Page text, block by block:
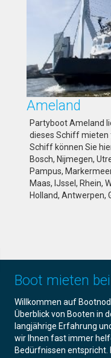
Ameland
Partyboot Ameland
dieses Schiff mieten
Schiff können Sie
Bosch, Nijmegen,
Pampus,
Maas, IJssel, Rhein,
Holland, Antwerpen,
Boot mieten
Willkommen auf
Überblick von Booten in
langjährige Erfahrung
wir Ihnen fast immer
Bedürfnissen